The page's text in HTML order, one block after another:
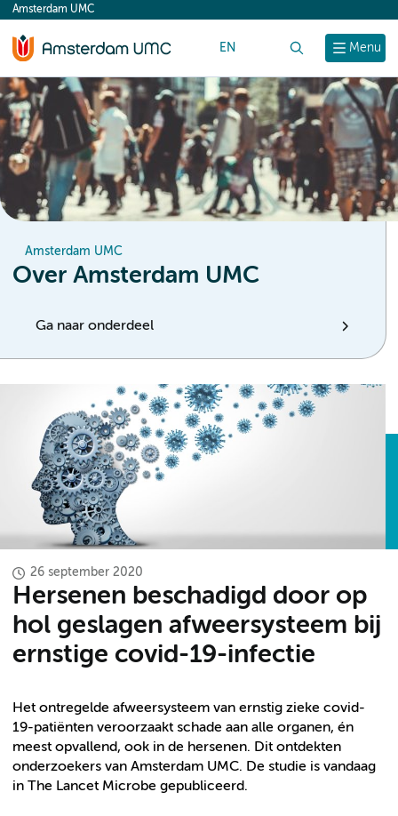
content
Menu
Amsterdam UMC
EN
Amsterdam UMC
Over Amsterdam UMC
Ga naar onderdeel
26 september 2020
Hersenen beschadigd door op
hol geslagen afweersysteem bij
ernstige covid-19-infectie
Het ontregelde afweersysteem van ernstig zieke covid-
19-patiënten veroorzaakt schade aan alle organen, én
meest opvallend, ook in de hersenen. Dit ontdekten
onderzoekers van Amsterdam UMC. De studie is vandaag
in The Lancet Microbe gepubliceerd.